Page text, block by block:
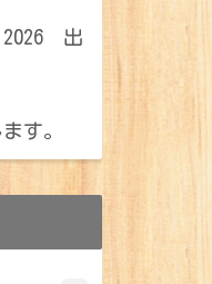
2026 出
す。